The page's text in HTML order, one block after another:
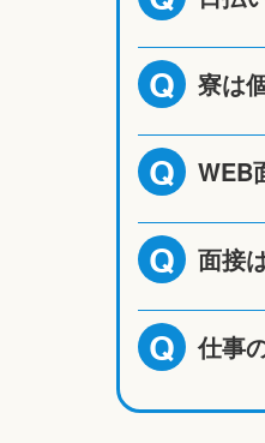
Q 寮は
Q WEB
Q 面接
Q 仕事